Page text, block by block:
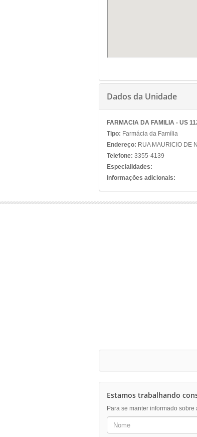
Dados da Unidade
FARMACIA DA FAMILIA - US
Tipo: Farmácia da Família
Endereço: RUA MAURICIO DE
Telefone: 3355-4139
Especialidades:
Informações adicionais:
Estamos trabalhando
Para se manter informado